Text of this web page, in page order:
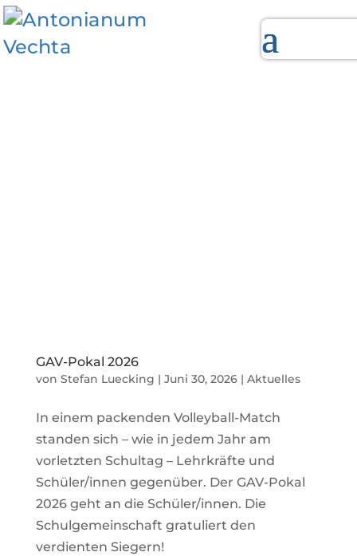
GAV-Pokal 2026
von Stefan Luecking | Juni 30, 2026| Aktuelles
In einem packenden Volleyball-Match
standen sich – wie in jedem Jahr am
vorletzten Schultag – Lehrkräfte und
Schüler/innen gegenüber. Der GAV-Pokal
2026 geht an die Schüler/innen. Die
Schulgemeinschaft gratuliert den
verdienten Siegern!